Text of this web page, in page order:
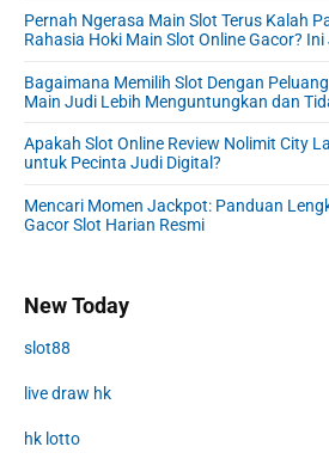
Pernah Ngerasa Main Slot Terus Kalah
Rahasia Hoki Main Slot Online Gacor?
Bagaimana Memilih Slot Dengan
Main Judi Lebih Menguntungkan dan
Apakah Slot Online Review Nolimit City
untuk Pecinta Judi Digital?
Mencari Momen Jackpot: Panduan
Gacor Slot Harian Resmi
New Today
slot88
live draw hk
hk lotto